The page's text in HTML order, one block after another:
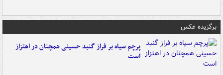
برگزیده عکس
پرچم سیاه بر فراز گنبد حسینی همچنان در اهتزاز
است